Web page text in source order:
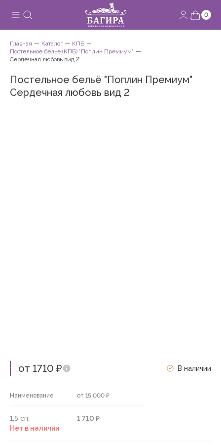
0
Главная Каталог
КПБ
Постельное белье (КПБ) "Поплин Премиум"
Сердечная любовь вид 2
Постельное бельё "Поплин Премиум"
Сердечная любовь вид 2
от 1710 ₽ В наличии
Наименование от 15 000 ₽
1,5 сп.
1 710 ₽
Нет в наличии